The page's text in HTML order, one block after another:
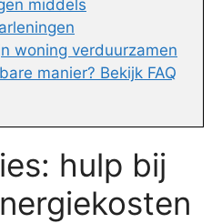
middels
woning verduurzamen
manier? Bekijk FAQ
hulp bij